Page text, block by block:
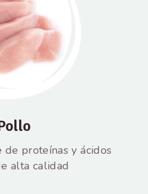
proteínas y ácidos
alta calidad